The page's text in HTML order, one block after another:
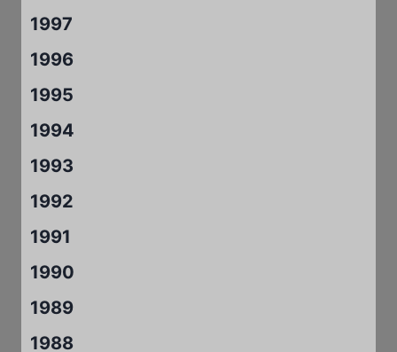
1997
1996
1995
1994
1993
1992
1991
1990
1989
1988